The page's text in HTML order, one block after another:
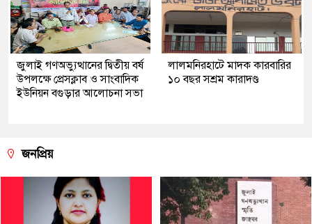
জুলাই গণঅভ্যুত্থানের দ্বিতীয় বর্ষ
উপলক্ষে প্রেসক্লাব ও সাংবাদিক
ইউনিয়ন বগুড়ার আলোচনা সভা
লালমনিরহাটে মাদক কারবারির
১০ বছর সশ্রম কারাদণ্ড
জনপ্রিয়